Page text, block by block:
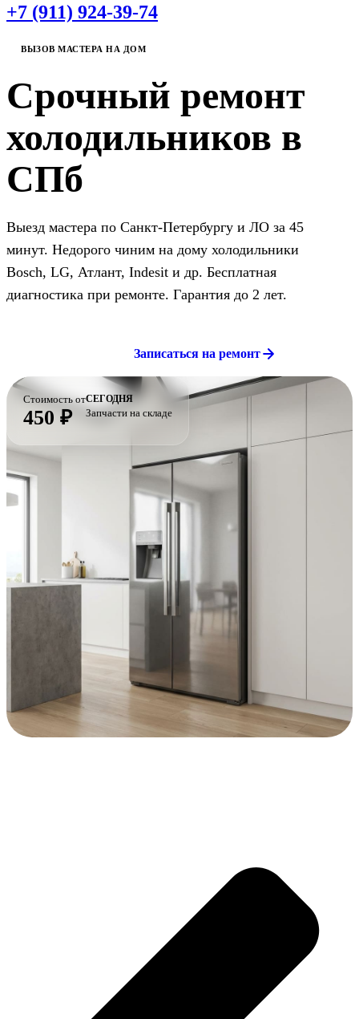
+7 (911) 924-39-74
ВЫЗОВ МАСТЕРА НА ДОМ
Срочный ремонт
холодильников в
СПб
Выезд мастера по Санкт-Петербургу и ЛО за 45
минут. Недорого чиним на дому холодильники
Bosch, LG, Атлант, Indesit и др. Бесплатная
диагностика при ремонте. Гарантия до 2 лет.
Записаться на ремонт
Стоимость от
450 ₽
СЕГОДНЯ
Запчасти на складе